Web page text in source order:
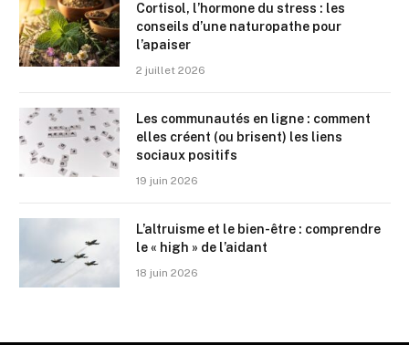
Cortisol, l’hormone du stress : les
conseils d’une naturopathe pour
l’apaiser
2 juillet 2026
Les communautés en ligne : comment
elles créent (ou brisent) les liens
sociaux positifs
19 juin 2026
L’altruisme et le bien-être : comprendre
le « high » de l’aidant
18 juin 2026